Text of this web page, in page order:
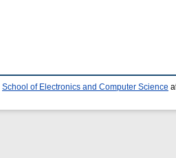
School of Electronics and Computer Science